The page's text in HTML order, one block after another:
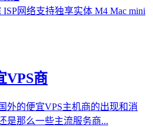
网络支持独享实体 M4 Mac mini
VPS商
外的便宜VPS主机商的出现和消
是那么一些主流服务商...